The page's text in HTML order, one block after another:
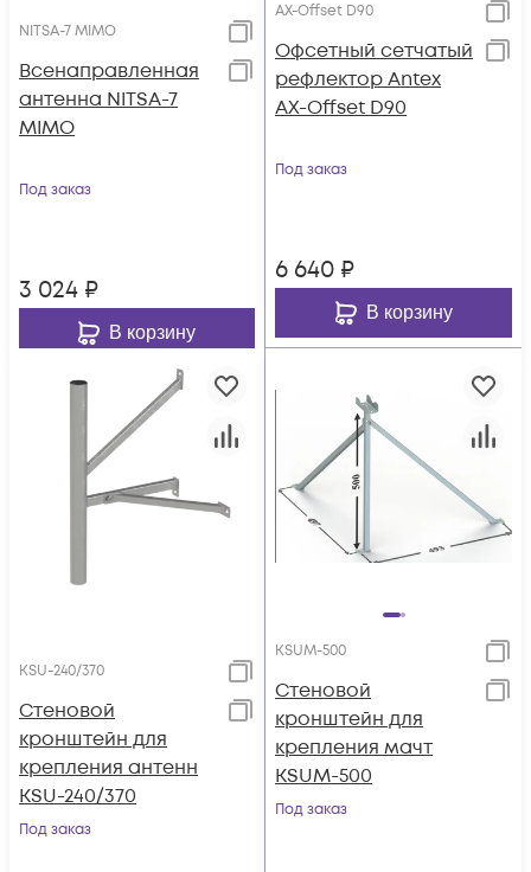
NITSA-7 MIMO
Всенаправленная
антенна NITSA-7
MIMO
Под заказ
3 024 ₽
В корзину
AX-Offset D90
Офсетный сетчатый
рефлектор Antex
AX-Offset D90
Под заказ
6 640 ₽
В корзину
KSU-240/370
Стеновой
кронштейн для
крепления антенн
KSU-240/370
Под заказ
KSUM-500
Стеновой
кронштейн для
крепления мачт
KSUM-500
Под заказ